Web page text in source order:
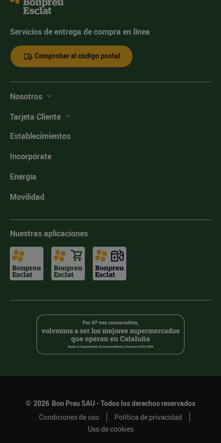
Servicios de entrega de compra en línea
Comprobar el código postal
Nosotros
Tarjeta Cliente
Establecimientos
Incorpórate
Energía
Movilidad
Nuestras aplicaciones
© 2026 Bon Preu SAU - Todos los derechos reservados
Condiciones de uso
Política de privacidad
Uso de cookies